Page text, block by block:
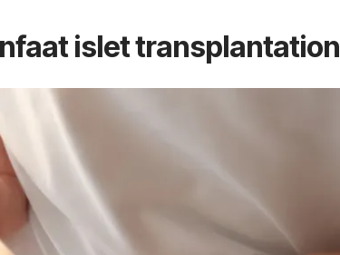
islet transplantation